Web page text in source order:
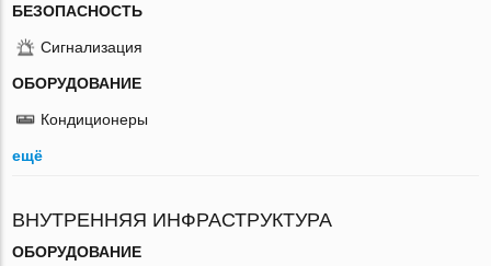
БЕЗОПАСНОСТЬ
Сигнализация
ОБОРУДОВАНИЕ
Кондиционеры
ещё
ВНУТРЕННЯЯ ИНФРАСТРУКТУРА
ОБОРУДОВАНИЕ